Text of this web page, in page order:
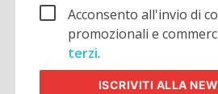
Acconsento all'invio di
promozionali e
terzi.
ISCRIVITI ALLA